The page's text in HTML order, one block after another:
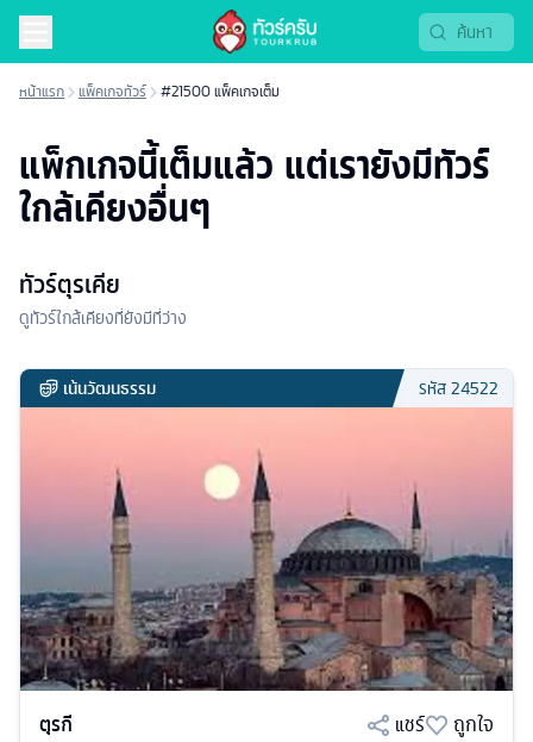
หน้าแรก แพ็คเกจทัวร์ #21500 แพ็คเกจเต็ม
แพ็กเกจนี้เต็มแล้ว แต่เรายังมีทัวร์
ใกล้เคียงอื่นๆ
ทัวร์ตุรเคีย
ดูทัวร์ใกล้เคียงที่ยังมีที่ว่าง
เน้นวัฒนธรรม รหัส24522
ตุรกี แชร์
ถูกใจ